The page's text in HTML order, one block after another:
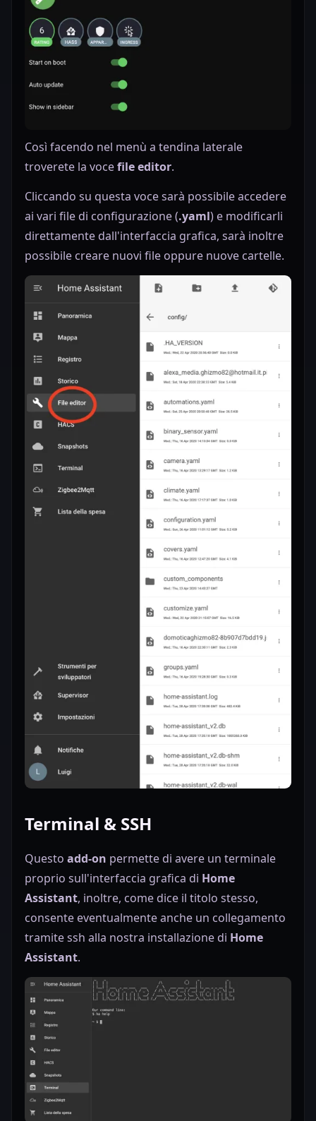
Così facendo nel menù a tendina laterale
troverete la vocefile editor.
Cliccando su questa voce sarà possibile accedere
ai vari file di configurazione (.yaml) e modificarli
direttamente dall'interfaccia grafica, sarà inoltre
possibile creare nuovi file oppure nuove cartelle.
Terminal & SSH
Questo add-on permette di avere un terminale
proprio sull'interfaccia grafica di Home
Assistant, inoltre, come dice il titolo stesso,
consente eventualmente anche un collegamento
tramite ssh alla nostra installazione di Home
Assistant.